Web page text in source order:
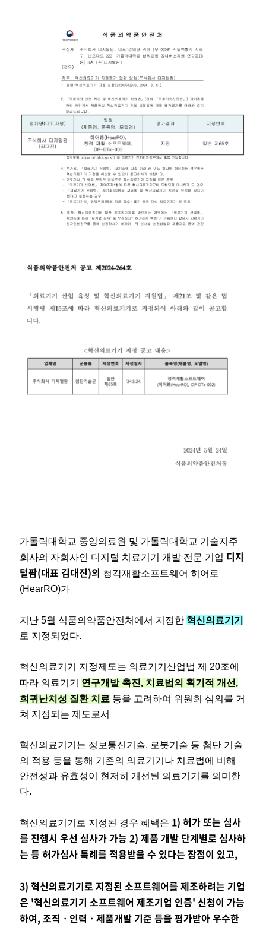
가톨릭대학교 중앙의료원 및 가톨릭대학교 기술지주
회사의 자회사인 디지털 치료기기 개발 전문 기업 디지
털팜(대표 김대진)의 청각재활소프트웨어 히어로
(HearRO)가
지난 5월 식품의약품안전처에서 지정한 혁신의료기기
로 지정되었다.
혁신의료기기 지정제도는 의료기기산업법 제 20조에
따라 의료기기 연구개발 촉진, 치료법의 획기적 개선,
희귀난치성 질환 치료 등을 고려하여 위원회 심의를 거
쳐 지정되는 제도로서
혁신의료기기는 정보통신기술, 로봇기술 등 첨단 기술
의 적용 등을 통해 기존의 의료기기나 치료법에 비해
안전성과 유효성이 현저히 개선된 의료기기를 의미한
다.
혁신의료기기로 지정된 경우 혜택은 1) 허가 또는 심사
를 진행시 우선 심사가 가능 2) 제품 개발 단계별로 심사하
는 등 허가심사 특례를 적용받을 수 있다는 장점이 있고,
3) 혁신의료기기로 지정된 소프트웨어를 제조하려는 기업
은 '혁신의료기기 소프트웨어 제조기업 인증' 신청이 가능
하여, 조직ㆍ인력ㆍ제품개발 기준 등을 평가받아 우수한